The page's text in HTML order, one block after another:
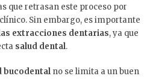
que retrasan este proceso por
Sin embargo, es importante
extracciones dentarias, ya que
salud dental.
bucodental no se limita a un buen